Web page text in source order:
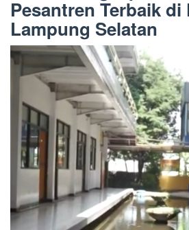
Pesantren Terbaik
Lampung Selatan